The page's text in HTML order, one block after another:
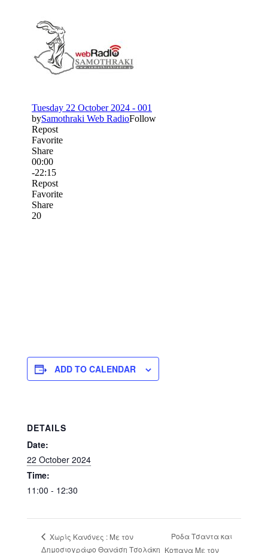
ADD TO CALENDAR
DETAILS
Date:
22 October 2024
Time:
11:00 - 12:30
Χωρίς Κανόνες : Με τον
Δημοσιογράφο Θανάση Τσολάκη
Ροδα Τσαντα και
Κοπανα Με τον